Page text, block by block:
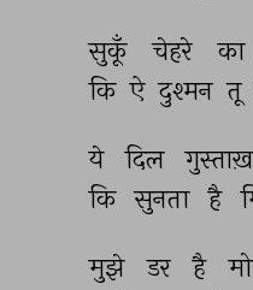
सुकूँ चेहरे का
कि ऐ दुश्मन तू
ये दिल गुस्ताख़
कि सुनता है
मुझे डर है